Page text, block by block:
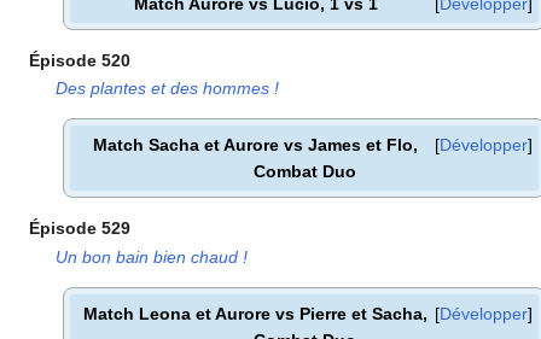
Épisode 520
Des plantes et des hommes !
Développer
Match Sacha et Aurore vs James et Flo,
Combat Duo
Épisode 529
Un bon bain bien chaud !
Développer
Match Leona et Aurore vs Pierre et Sacha,